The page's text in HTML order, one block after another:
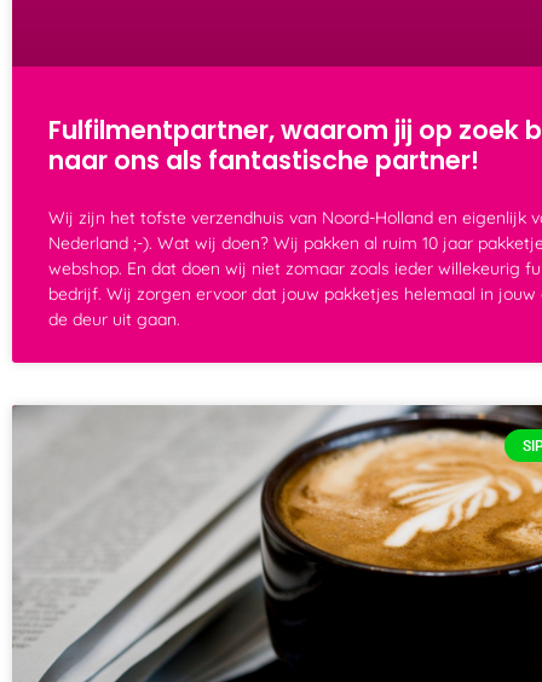
Fulfilmentpartner, waarom jij op zoek
naar ons als fantastische partner!
Wij zijn het tofste verzendhuis van Noord-Holland en eigenlijk
Nederland ;-). Wat wij doen? Wij pakken al ruim 10 jaar
webshop. En dat doen wij niet zomaar zoals ieder willekeurig
bedrijf. Wij zorgen ervoor dat jouw pakketjes helemaal in jouw
de deur uit gaan.